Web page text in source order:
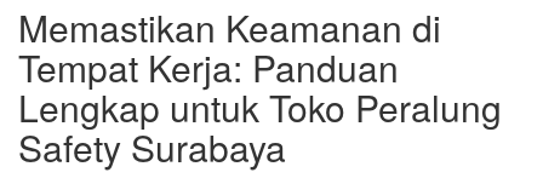
Memastikan Keamanan di
Tempat Kerja: Panduan
Lengkap untuk Toko Peralung
Safety Surabaya